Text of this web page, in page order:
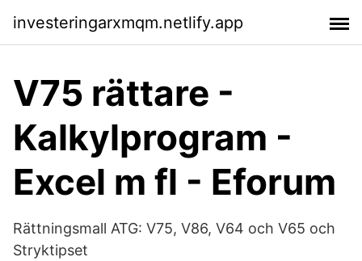
investeringarxmqm.netlify.app
V75 rättare -
Kalkylprogram -
Excel m fl - Eforum
Rättningsmall ATG: V75, V86, V64 och V65 och
Stryktipset